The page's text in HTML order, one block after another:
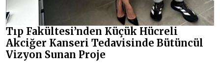
Tıp Fakültesi’nden Küçük Hücreli
Akciğer Kanseri Tedavisinde Bütüncül
Vizyon Sunan Proje